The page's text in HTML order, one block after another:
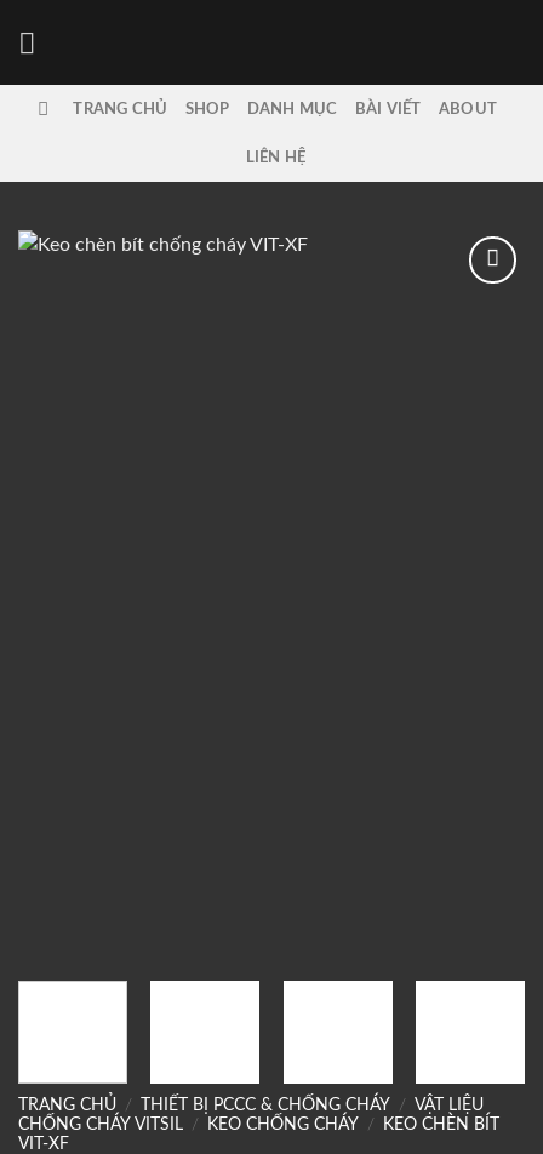
dung
TRANG CHỦ SHOP DANH MỤC BÀI VIẾT ABOUT
LIÊN HỆ
TRANG CHỦ / THIẾT BỊ PCCC & CHỐNG CHÁY /
VẬT LIỆU
CHỐNG CHÁY VITSIL / KEO CHỐNG CHÁY /
KEO CHÈN BÍT
VIT-XF